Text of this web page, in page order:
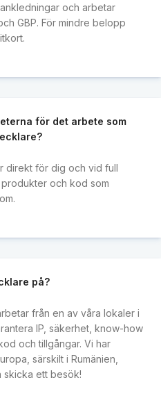
och arbetar
GBP. För mindre belopp
för det arbete som
direkt för dig och vid full
och kod som
på?
från en av våra lokaler i
IP, säkerhet, know-how
och tillgångar. Vi har
särskilt i Rumänien,
skicka ett besök!